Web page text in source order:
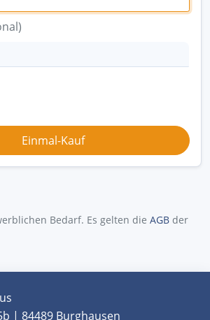
Bedarf. Es gelten die AGB der
| 84489 Burghausen